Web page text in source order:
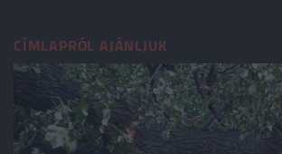
CÍMLAPRÓL AJÁNLJUK